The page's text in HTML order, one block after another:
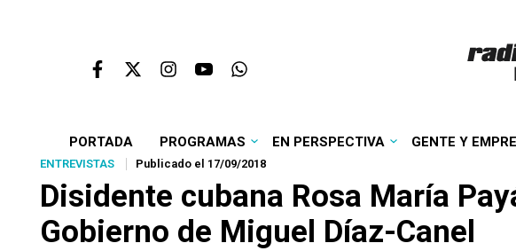
PORTADA PROGRAMAS EN PERSPECTIVA GENTE Y
ENTREVISTAS Publicado el 17/09/2018
Disidente cubana Rosa María
Gobierno de Miguel Díaz-Canel